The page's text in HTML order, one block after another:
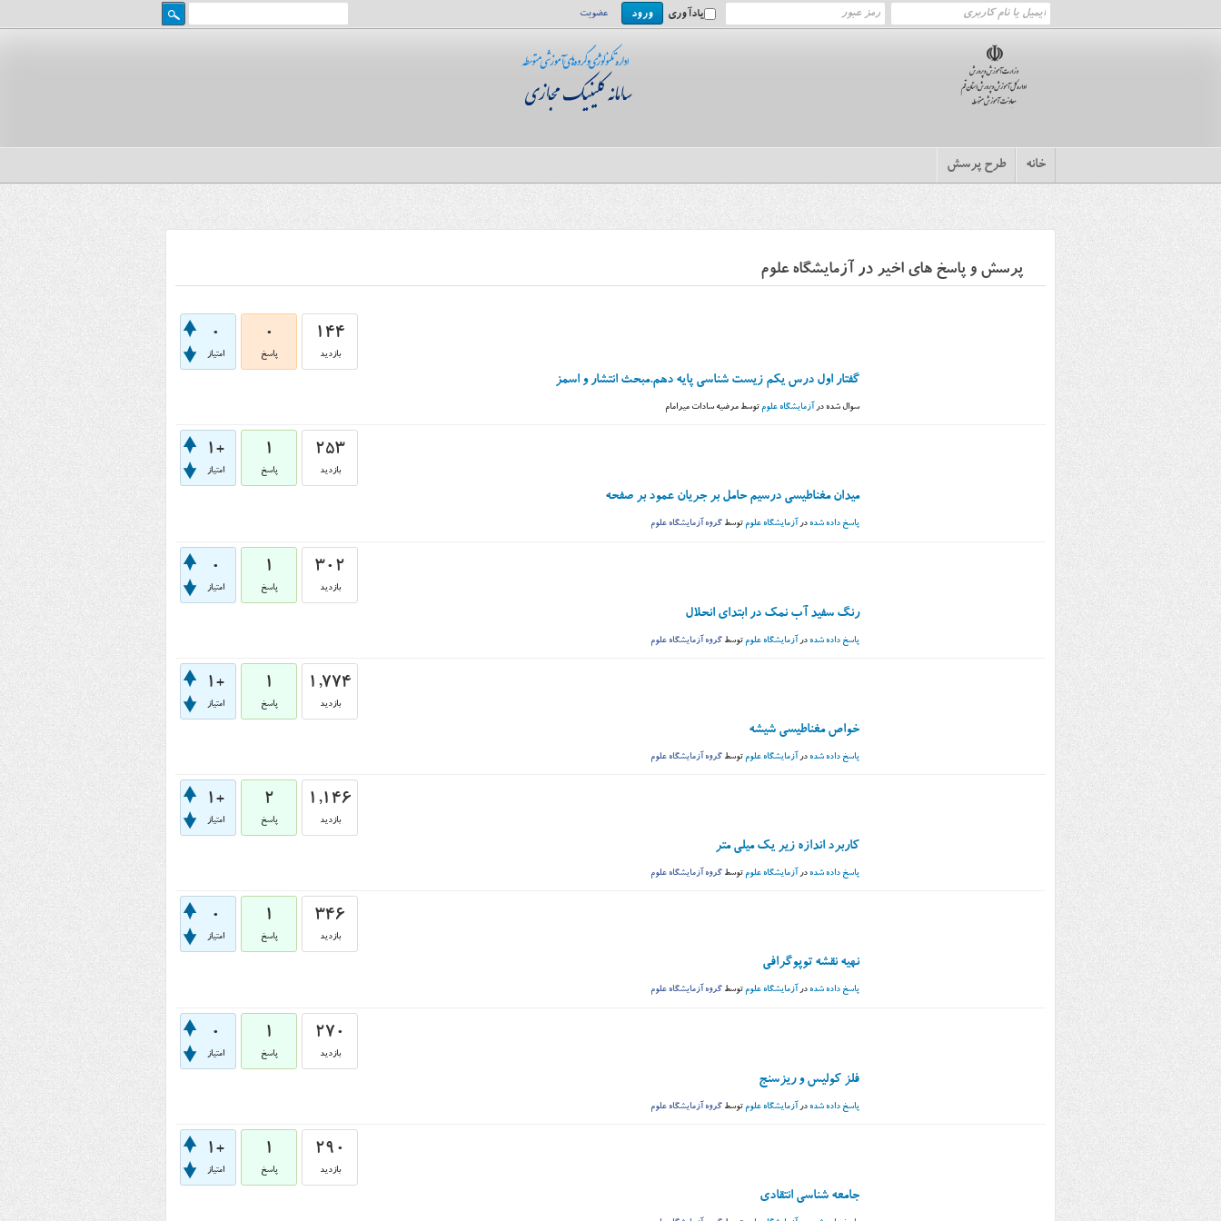
یادآوری عضویت
خانه طرح پرسش
پرسش و پاسخ های اخیر در آزمایشگاه علوم
0
امتیاز
0
پاسخ
144
بازدید
گفتار اول درس یکم زیست شناسی پایه دهم.مبحث انتشار و اسمز
سوال شده در آزمایشگاه علومتوسط مرضیه سادات میرامام
+1
امتیاز
1
پاسخ
253
بازدید
میدان مغناطیسی درسیم حامل بر جریان عمود بر صفحه
پاسخ داده شده درآزمایشگاه علومتوسط گروه آزمایشگاه علوم
0
امتیاز
1
پاسخ
302
بازدید
رنگ سفید آب نمک در ابتدای انحلال
پاسخ داده شده در آزمایشگاه علومتوسط گروه آزمایشگاه علوم
+1
امتیاز
1
پاسخ
1,774
بازدید
خواص مغناطیسی شیشه
پاسخ داده شده در آزمایشگاه علومتوسط گروه آزمایشگاه علوم
+1
امتیاز
2
پاسخ
1,146
بازدید
کاربرد اندازه زیر یک میلی متر
پاسخ داده شده در آزمایشگاه علومتوسط گروه آزمایشگاه علوم
0
امتیاز
1
پاسخ
346
بازدید
نهیه نقشه توپوگرافی
پاسخ داده شده درآزمایشگاه علومتوسط گروه آزمایشگاه علوم
0
امتیاز
1
پاسخ
270
بازدید
فلز کولیس و ریزسنج
پاسخ داده شده در آزمایشگاه علومتوسط گروه آزمایشگاه علوم
+1
امتیاز
1
پاسخ
290
بازدید
جامعه شناسی انتقادی